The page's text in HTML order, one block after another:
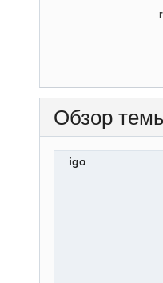
Обзор
igo